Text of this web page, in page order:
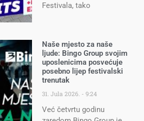
Festivala, tako
Naše mjesto za naše
ljude: Bingo Group svojim
uposlenicima posvećuje
posebno lijep festivalski
trenutak
31. Jula 2026. 9:24
Već četvrtu godinu